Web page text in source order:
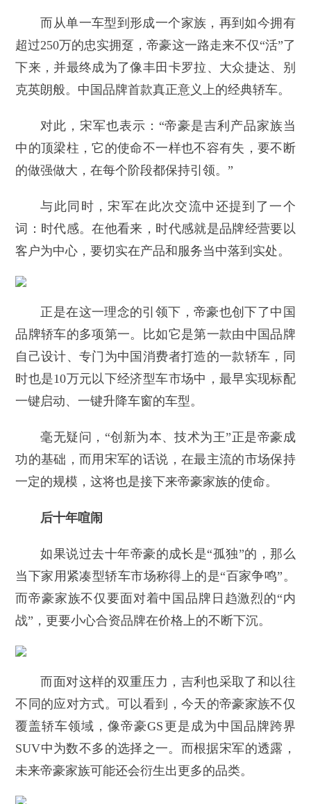
而从单一车型到形成一个家族，再到如今拥有
超过250万的忠实拥趸，帝豪这一路走来不仅“活”了
下来，并最终成为了像丰田卡罗拉、大众捷达、别
克英朗般。中国品牌首款真正意义上的经典轿车。
对此，宋军也表示：“帝豪是吉利产品家族当
中的顶梁柱，它的使命不一样也不容有失，要不断
的做强做大，在每个阶段都保持引领。”
与此同时，宋军在此次交流中还提到了一个
词：时代感。在他看来，时代感就是品牌经营要以
客户为中心，要切实在产品和服务当中落到实处。
正是在这一理念的引领下，帝豪也创下了中国
品牌轿车的多项第一。比如它是第一款由中国品牌
自己设计、专门为中国消费者打造的一款轿车，同
时也是10万元以下经济型车市场中，最早实现标配
一键启动、一键升降车窗的车型。
毫无疑问，“创新为本、技术为王”正是帝豪成
功的基础，而用宋军的话说，在最主流的市场保持
一定的规模，这将也是接下来帝豪家族的使命。
后十年喧闹
如果说过去十年帝豪的成长是“孤独”的，那么
当下家用紧凑型轿车市场称得上的是“百家争鸣”。
而帝豪家族不仅要面对着中国品牌日趋激烈的“内
战”，更要小心合资品牌在价格上的不断下沉。
而面对这样的双重压力，吉利也采取了和以往
不同的应对方式。可以看到，今天的帝豪家族不仅
覆盖轿车领域，像帝豪GS更是成为中国品牌跨界
SUV中为数不多的选择之一。而根据宋军的透露，
未来帝豪家族可能还会衍生出更多的品类。